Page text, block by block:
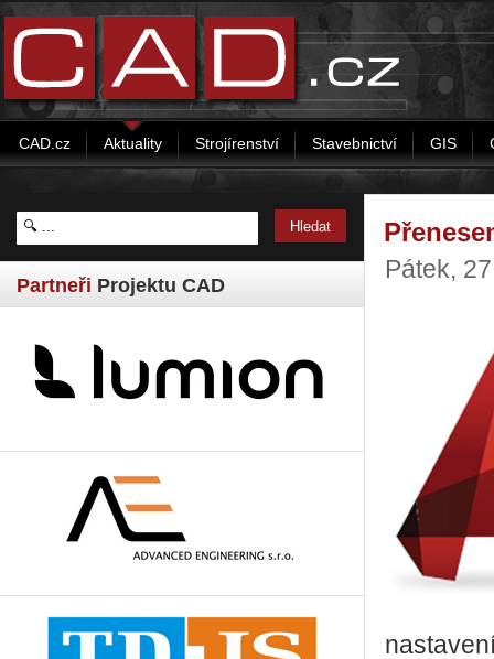
CAD.cz Aktuality Strojírenství Stavebnictví GIS
Partneři Projektu CAD
Pátek,